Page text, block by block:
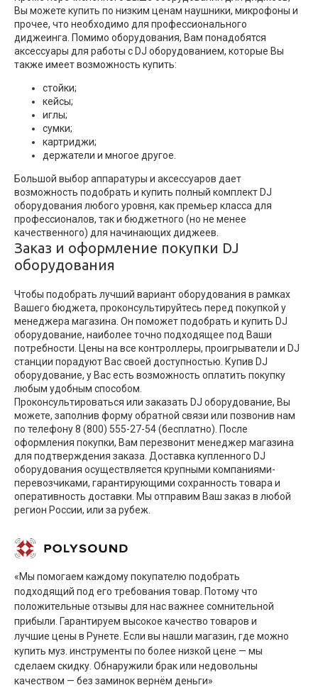
Вы можете купить по низким ценам наушники, микрофоны и
прочее, что необходимо для профессионального
диджеинга. Помимо оборудования, Вам понадобятся
аксессуары для работы с DJ оборудованием, которые Вы
также имеет возможность купить:
стойки;
кейсы;
иглы;
сумки;
картриджи;
держатели и многое другое.
Большой выбор аппаратуры и аксессуаров дает
возможность подобрать и купить полный комплект DJ
оборудования любого уровня, как премьер класса для
профессионалов, так и бюджетного (но не менее
качественного) для начинающих диджеев.
Заказ и оформление покупки DJ
оборудования
Чтобы подобрать лучший вариант оборудования в рамках
Вашего бюджета, проконсультируйтесь перед покупкой у
менеджера магазина. Он поможет подобрать и купить DJ
оборудование, наиболее точно подходящее под Ваши
потребности. Цены на все контроллеры, проигрыватели и DJ
станции порадуют Вас своей доступностью. Купив DJ
оборудование, у Вас есть возможность оплатить покупку
любым удобным способом.
Проконсультироваться или заказать DJ оборудование, Вы
можете, заполнив форму обратной связи или позвонив нам
по телефону 8 (800) 555-27-54 (бесплатно). После
оформления покупки, Вам перезвонит менеджер магазина
для подтверждения заказа. Доставка купленного DJ
оборудования осуществляется крупными компаниями-
перевозчиками, гарантирующими сохранность товара и
оперативность доставки. Мы отправим Ваш заказ в любой
регион России, или за рубеж.
«Мы помогаем каждому покупателю подобрать
подходящий под его требования товар. Потому что
положительные отзывы для нас важнее сомнительной
прибыли. Гарантируем высокое качество товаров и
лучшие цены в Рунете. Если вы нашли магазин, где можно
купить муз. инструменты по более низкой цене — мы
сделаем скидку. Обнаружили брак или недовольны
качеством — без заминок вернём деньги»